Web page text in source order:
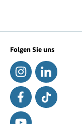
Folgen Sie uns